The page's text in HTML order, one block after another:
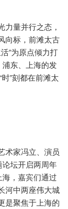
量并行之态，
向标，前滩太古
”为原点倾力打
浦东、上海的发
”刻都在前滩太
术家冯立、演员
论坛开启两周年
，嘉宾们通过
河中两座伟大城
是聚焦于上海的